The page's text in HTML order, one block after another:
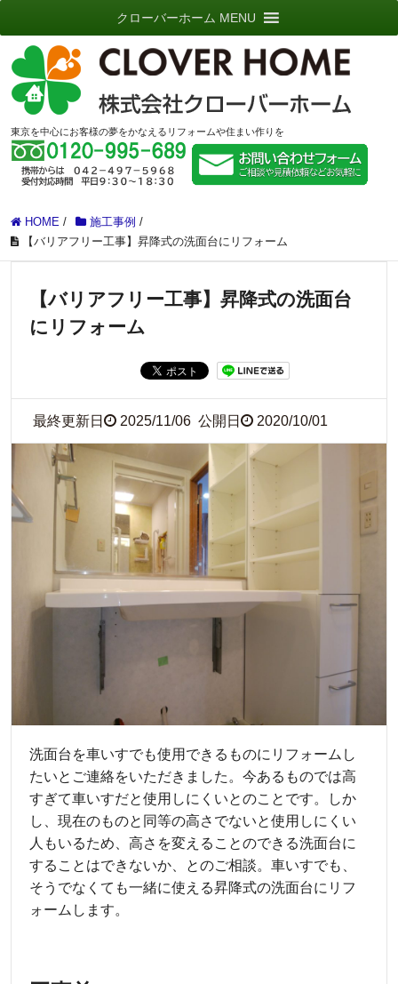
東京を中心にお客様の夢をかなえるリフォームや住まい作りを
クローバーホーム MENU
HOME / 施工事例 /
【バリアフリー工事】昇降式の洗面台にリフォーム
【バリアフリー工事】昇降式の洗面台
にリフォーム
最終更新日 2025/11/06 公開日 2020/10/01
洗面台を車いすでも使用できるものにリフォームし
たいとご連絡をいただきました。今あるものでは高
すぎて車いすだと使用しにくいとのことです。しか
し、現在のものと同等の高さでないと使用しにくい
人もいるため、高さを変えることのできる洗面台に
することはできないか、とのご相談。車いすでも、
そうでなくても一緒に使える昇降式の洗面台にリフ
ォームします。